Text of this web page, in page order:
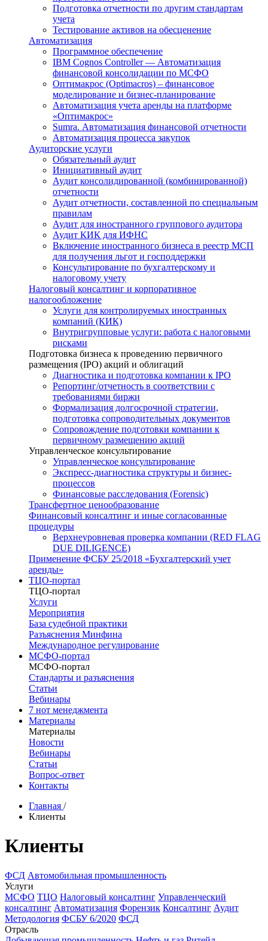
Подготовка отчетности по другим стандартам
учета
Тестирование активов на обесценение
Автоматизация
Программное обеспечение
IBM Cognos Controller — Автоматизация
финансовой консолидации по МСФО
Оптимакрос (Optimacros) – финансовое
моделирование и бизнес-планирование
Автоматизация учета аренды на платформе
«Оптимакрос»
Sumra. Автоматизация финансовой отчетности
Автоматизация процесса закупок
Аудиторские услуги
Обязательный аудит
Инициативный аудит
Аудит консолидированной (комбинированной)
отчетности
Аудит отчетности, составленной по специальным
правилам
Аудит для иностранного группового аудитора
Аудит КИК для ИФНС
Включение иностранного бизнеса в реестр МСП
для получения льгот и господдержки
Консультирование по бухгалтерскому и
налоговому учету
Налоговый консалтинг и корпоративное
налогообложение
Услуги для контролируемых иностранных
компаний (КИК)
Внутригрупповые услуги: работа с налоговыми
рисками
Подготовка бизнеса к проведению первичного
размещения (IPO) акций и облигаций
Диагностика и подготовка компании к IPO
Репортинг/отчетность в соответствии с
требованиями биржи
Формализация долгосрочной стратегии,
подготовка сопроводительных документов
Сопровождение подготовки компании к
первичному размещению акций
Управленческое консультирование
Управленческое консультирование
Экспресс-диагностика структуры и бизнес-
процессов
Финансовые расследования (Forensic)
Трансфертное ценообразование
Финансовый консалтинг и иные согласованные
процедуры
Верхнеуровневая проверка компании (RED FLAG
DUE DILIGENCE)
Применение ФСБУ 25/2018 «Бухгалтерский учет
аренды»
ТЦО-портал
ТЦО-портал
Услуги
Мероприятия
База судебной практики
Разъяснения Минфина
Международное регулирование
МСФО-портал
МСФО-портал
Стандарты и разъяснения
Статьи
Вебинары
7 нот менеджмента
Материалы
Материалы
Новости
Вебинары
Статьи
Вопрос-ответ
Контакты
Главная /
Клиенты
Клиенты
ФСД Автомобильная промышленность
Услуги
МСФО ТЦО Налоговый консалтинг Управленческий
консалтинг Автоматизация Форензик Консалтинг Аудит
Методология ФСБУ 6/2020 ФСД
Отрасль